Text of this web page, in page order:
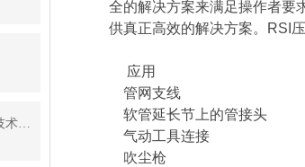
德国di-soric传感器的主要技术优势是什么
全的解决方案来满足操作者要
供真正高效的解决方案。RSI
应用
管网支线
软管延长节上的管接头
气动工具连接
吹尘枪